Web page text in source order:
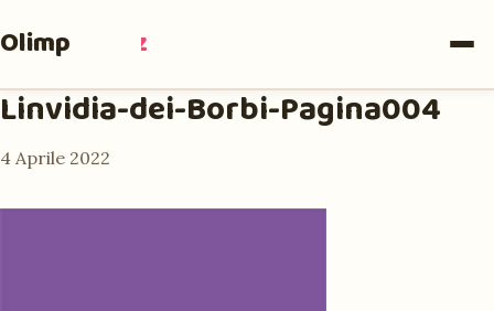
Olimpia Ruiz
Linvidia-dei-Borbi-Pagina004
4 Aprile 2022